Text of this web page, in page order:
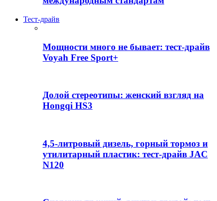
Тест-драйв
Мощности много не бывает: тест-драйв
Voyah Free Sport+
Долой стереотипы: женский взгляд на
Hongqi HS3
4,5-литровый дизель, горный тормоз и
утилитарный пластик: тест-драйв JAC
N120